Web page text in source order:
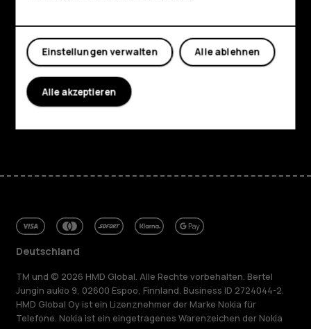
Mein Konto
Über
Planet and people
Support
Deutschland
TM und © 2026 HMD Global. Alle Rechte vorbehalten. Bertel
Jungin aukio 9, 02600 Espoo, Finnland. Business ID 2724044-2.
HMD Global Oy ist ein Lizenznehmer der Marke Nokia für
Telefone. Nokia ist ein eingetragenes Warenzeichen der Nokia
Alle ablehnen
Einstellungen verwalten
Alle akzeptieren